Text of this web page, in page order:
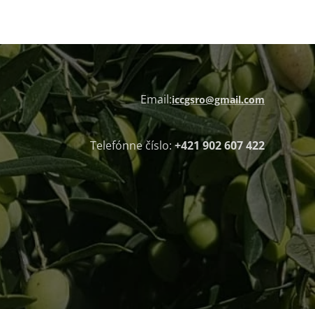
Email:iccgsro@gmail.com
Telefónne číslo: +421 902 607 422